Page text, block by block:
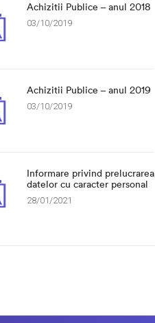
Achizitii Publice – anul 2018
03/10/2019
Achizitii Publice – anul 2019
03/10/2019
Informare privind prelucrarea
datelor cu caracter personal
28/01/2021